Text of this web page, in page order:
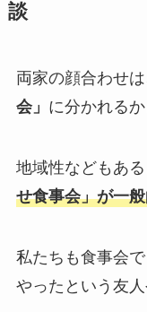
談
両家の顔合わせは
会」 に分かれるか
地域性などもある
せ食事会」が一
私たちも食事会
やったという友